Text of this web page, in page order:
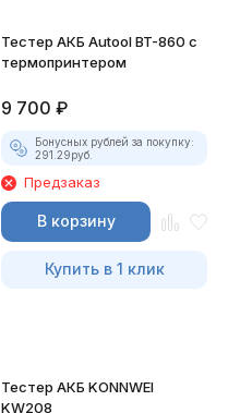
Тестер АКБ Autool BT-860 с
термопринтером
9 700 ₽
Бонусных рублей за покупку:
291.29руб.
Предзаказ
В корзину
Купить в 1 клик
Тестер АКБ KONNWEI
KW208